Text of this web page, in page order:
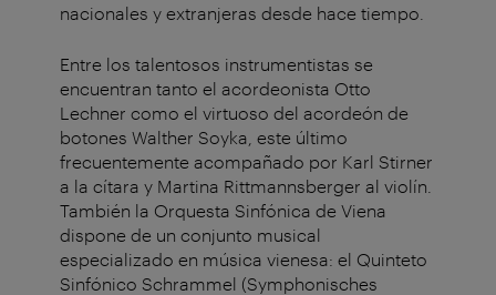
nacionales y extranjeras desde hace tiempo.
Entre los talentosos instrumentistas se
encuentran tanto el acordeonista Otto
Lechner como el virtuoso del acordeón de
botones Walther Soyka, este último
frecuentemente acompañado por Karl Stirner
a la cítara y Martina Rittmannsberger al violín.
También la Orquesta Sinfónica de Viena
dispone de un conjunto musical
especializado en música vienesa: el Quinteto
Sinfónico Schrammel (Symphonisches